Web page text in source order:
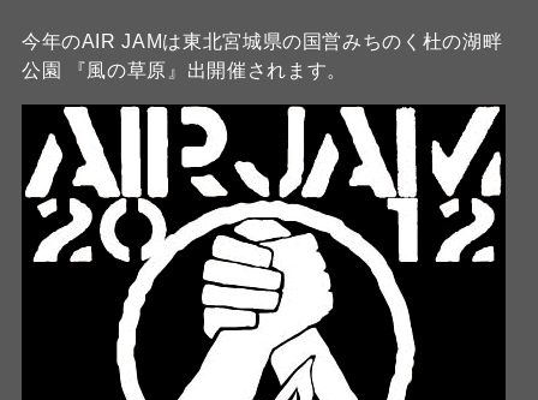
今年のAIR JAMは東北宮城県の国営みちのく杜の湖畔
公園 『風の草原』出開催されます。